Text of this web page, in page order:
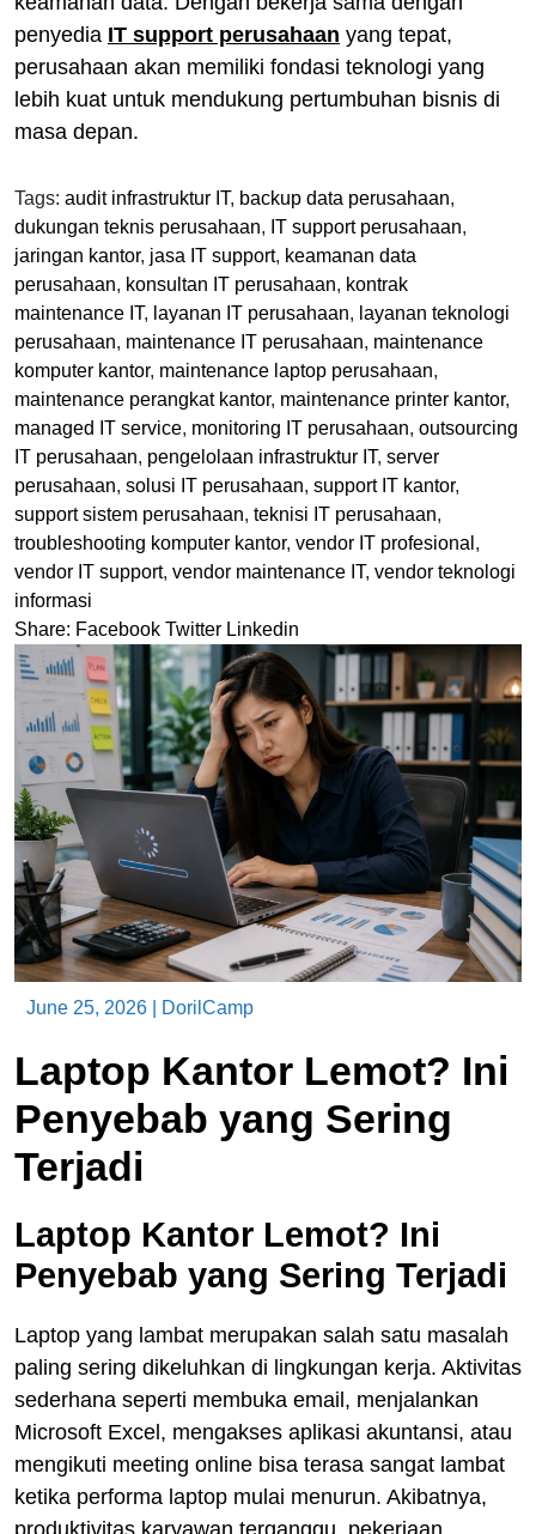
penyedia IT support perusahaan yang tepat,
perusahaan akan memiliki fondasi teknologi yang
lebih kuat untuk mendukung pertumbuhan bisnis di
masa depan.
Tags: audit infrastruktur IT, backup data perusahaan,
dukungan teknis perusahaan, IT support perusahaan,
jaringan kantor, jasa IT support, keamanan data
perusahaan, konsultan IT perusahaan, kontrak
maintenance IT, layanan IT perusahaan, layanan teknologi
perusahaan, maintenance IT perusahaan, maintenance
komputer kantor, maintenance laptop perusahaan,
maintenance perangkat kantor, maintenance printer kantor,
managed IT service, monitoring IT perusahaan, outsourcing
IT perusahaan, pengelolaan infrastruktur IT, server
perusahaan, solusi IT perusahaan, support IT kantor,
support sistem perusahaan, teknisi IT perusahaan,
troubleshooting komputer kantor, vendor IT profesional ,
vendor IT support, vendor maintenance IT, vendor teknologi
informasi
Share: Facebook Twitter Linkedin
June 25, 2026 DorilCamp
Laptop Kantor Lemot? Ini
Penyebab yang Sering
Terjadi
Laptop Kantor Lemot? Ini
Penyebab yang Sering Terjadi
Laptop yang lambat merupakan salah satu masalah
paling sering dikeluhkan di lingkungan kerja. Aktivitas
sederhana seperti membuka email, menjalankan
Microsoft Excel, mengakses aplikasi akuntansi, atau
mengikuti meeting online bisa terasa sangat lambat
ketika performa laptop mulai menurun. Akibatnya,